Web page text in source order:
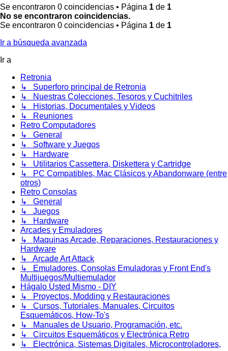
Se encontraron 0 coincidencias • Página 1 de 1
No se encontraron coincidencias.
Se encontraron 0 coincidencias • Página 1 de 1
Ir a búsqueda avanzada
Ir a
Retronia
↳ Superforo principal de Retronia
↳ Nuestras Colecciones, Tesoros y Cuchitriles
↳ Historias, Documentales y Videos
↳ Reuniones
Retro Computadores
↳ General
↳ Software y Juegos
↳ Hardware
↳ Utilitarios Cassettera, Diskettera y Cartridge
↳ PC Compatibles, Mac Clásicos y Abandonware (entre
otros)
Retro Consolas
↳ General
↳ Juegos
↳ Hardware
Arcades y Emuladores
↳ Maquinas Arcade, Reparaciones, Restauraciones y
Hardware
↳ Arcade Art Attack
↳ Emuladores, Consolas Emuladoras y Front End's
Multijuegos/Multiemulador
Hágalo Usted Mismo - DIY
↳ Proyectos, Modding y Restauraciones
↳ Cursos, Tutoriales, Manuales, Circuitos
Esquemáticos, How-To's
↳ Manuales de Usuario, Programación, etc.
↳ Circuitos Esquemáticos y Electrónica Retro
↳ Electrónica, Sistemas Digitales, Microcontroladores,